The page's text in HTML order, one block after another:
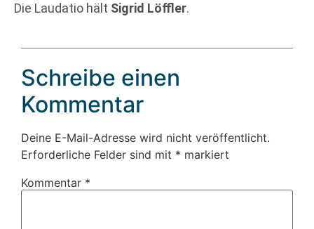
Die Laudatio hält Sigrid Löffler.
Schreibe einen
Kommentar
Deine E-Mail-Adresse wird nicht veröffentlicht.
Erforderliche Felder sind mit * markiert
Kommentar *